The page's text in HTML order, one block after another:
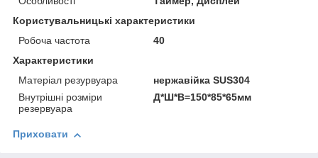
Користувальницькі характеристики
Робоча частота
40
Характеристики
Матеріал резурвуара
нержавійка SUS304
Внутрішні розміри
резервуара
Д*Ш*В=150*85*65мм
Приховати